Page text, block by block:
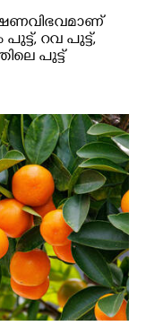
റവ പുട്ട്,
പുട്ട്